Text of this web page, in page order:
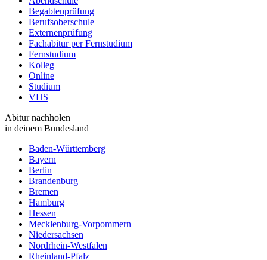
Begabtenprüfung
Berufsoberschule
Externenprüfung
Fachabitur per Fernstudium
Fernstudium
Kolleg
Online
Studium
VHS
Abitur nachholen
in deinem Bundesland
Baden-Württemberg
Bayern
Berlin
Brandenburg
Bremen
Hamburg
Hessen
Mecklenburg-Vorpommern
Niedersachsen
Nordrhein-Westfalen
Rheinland-Pfalz